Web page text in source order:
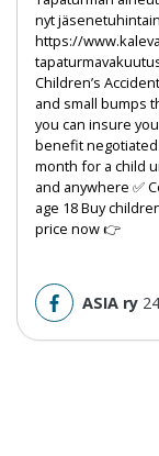
nyt
https://
Children’s
and small bumps
you can insure
benefit negotiated
month for a child
and anywhere ✅
age 18 Buy
price now 👉
ASIA ry